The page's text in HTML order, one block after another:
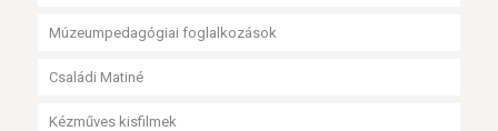
Múzeumpedagógiai foglalkozások
Családi Matiné
Kézműves kisfilmek